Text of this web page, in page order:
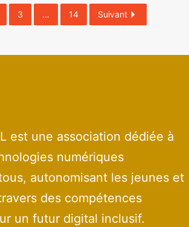
3 … 14 Suivant
est une association dédiée à
numériques
autonomisant les jeunes et
des compétences
un futur digital inclusif.